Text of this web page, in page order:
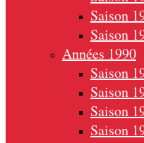
Saison
Saison
Années 1990
Saison
Saison
Saison
Saison